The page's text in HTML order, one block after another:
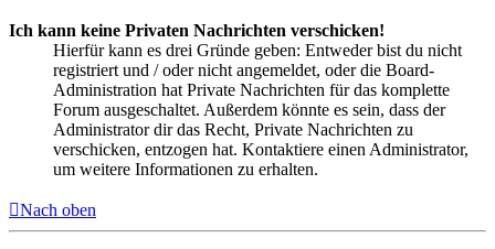
Ich kann keine Privaten Nachrichten verschicken!
Hierfür kann es drei Gründe geben: Entweder bist du nicht
registriert und / oder nicht angemeldet, oder die Board-
Administration hat Private Nachrichten für das komplette
Forum ausgeschaltet. Außerdem könnte es sein, dass der
Administrator dir das Recht, Private Nachrichten zu
verschicken, entzogen hat. Kontaktiere einen Administrator,
um weitere Informationen zu erhalten.
Nach oben